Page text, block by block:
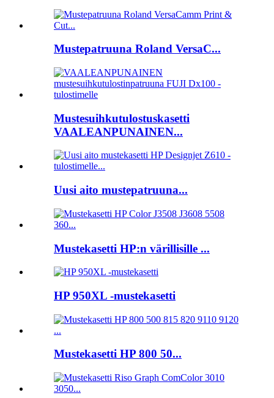
Mustepatruuna Roland VersaC...
Mustesuihkutulostuskasetti
VAALEANPUNAINEN...
Uusi aito mustepatruuna...
Mustekasetti HP:n värillisille ...
HP 950XL -mustekasetti
Mustekasetti HP 800 50...